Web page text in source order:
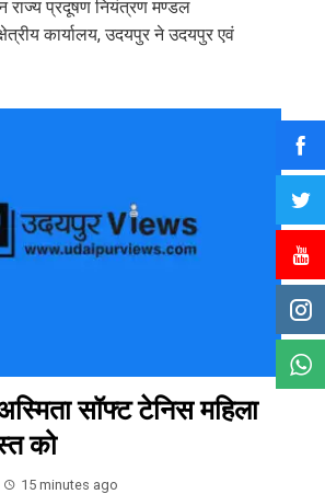
राज्य प्रदूषण नियंत्रण मण्डल
कार्यालय, उदयपुर ने उदयपुर एवं
सॉफ्ट टेनिस महिला
को
15 minutes ago